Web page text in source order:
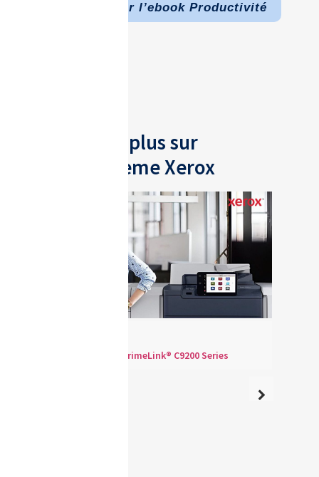
Télécharger l’ebook Productivité
En savoir plus sur
l'écosystème Xerox
Xerox® PrimeLink® C9200 Series